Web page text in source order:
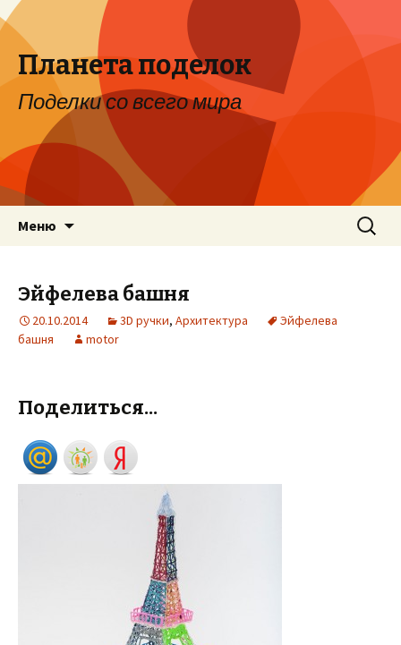
Планета поделок
Поделки со всего мира
Меню Найти:
Эйфелева башня
20.10.2014 3D ручки, Архитектура
Эйфелева
башня
motor
Поделиться...